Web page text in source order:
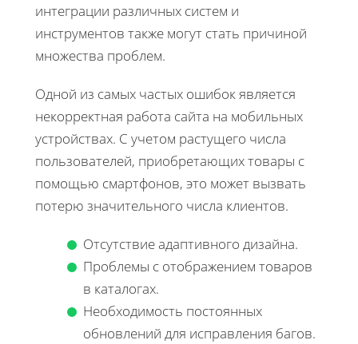
интеграции различных систем и
инструментов также могут стать причиной
множества проблем.
Одной из самых частых ошибок является
некорректная работа сайта на мобильных
устройствах. С учетом растущего числа
пользователей, приобретающих товары с
помощью смартфонов, это может вызвать
потерю значительного числа клиентов.
Отсутствие адаптивного дизайна.
Проблемы с отображением товаров
в каталогах.
Необходимость постоянных
обновлений для исправления багов.